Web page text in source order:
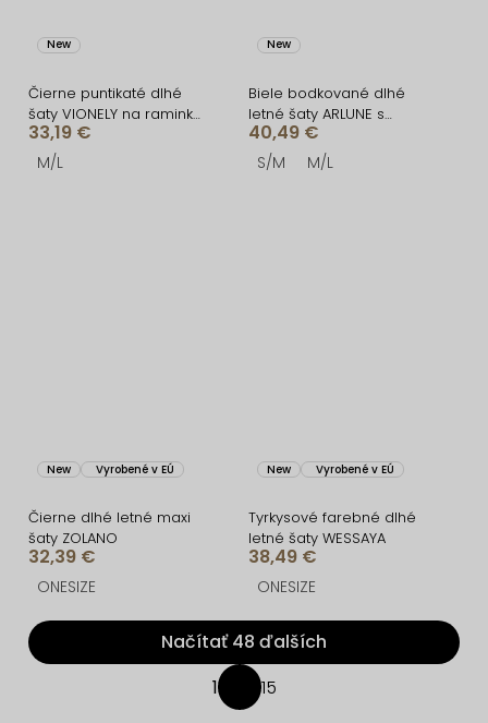
New
Čierne puntikaté dlhé
šaty VIONELY na raminka
a čipkou
33,19 €
M/L
New
Biele bodkované dlhé
letné šaty ARLUNE s
korzetom
40,49 €
S/M M/L
New Vyrobené v EÚ
Čierne dlhé letné maxi
šaty ZOLANO
32,39 €
ONESIZE
New Vyrobené v EÚ
Tyrkysové farebné dlhé
letné šaty WESSAYA
38,49 €
ONESIZE
O
v
Načítať 48 ďalších
S
1 15